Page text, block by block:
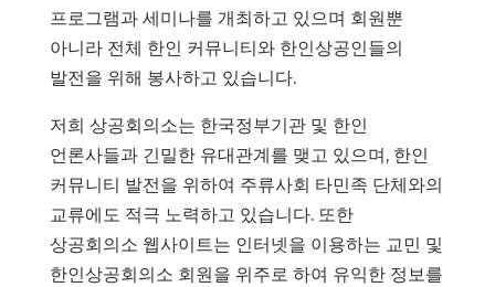
프로그램과 세미나를 개최하고 있으며 회원뿐
아니라 전체 한인 커뮤니티와 한인상공인들의
발전을 위해 봉사하고 있습니다.
저희 상공회의소는 한국정부기관 및 한인
언론사들과 긴밀한 유대관계를 맺고 있으며, 한인
커뮤니티 발전을 위하여 주류사회 타민족 단체와의
교류에도 적극 노력하고 있습니다. 또한
상공회의소 웹사이트는 인터넷을 이용하는 교민 및
한인상공회의소 회원을 위주로 하여 유익한 정보를